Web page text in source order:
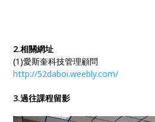
2.相關網址
(1)愛斯奎科技管理顧問
http://52daboi.weebly.com/
3.過往課程留影